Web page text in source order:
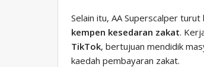
Selain itu, AA Superscalper
kempen kesedaran zakat.
TikTok, bertujuan mendidik
kaedah pembayaran zakat.